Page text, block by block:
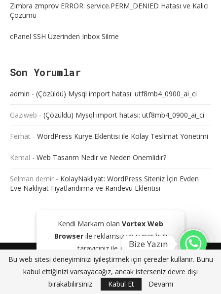
Kendi Markam olan Vortex Web
Browserile reklamsız ve süper hızlı
tarayıcınız ile gezinin!
GOOGLE PLAY'DEN İNDIR KAPAT
Zimbra zmprov ERROR: service.PERM_DENIED Hatası ve Kalıcı
Çözümü
cPanel SSH Üzerinden Inbox Silme
Son Yorumlar
admin - (Çözüldü) Mysql import hatası: utf8mb4_0900_ai_ci
Gaziweb - (Çözüldü) Mysql import hatası: utf8mb4_0900_ai_ci
Ferhat - WordPress Kurye Eklentisi ile Kolay Teslimat Yönetimi
Kemal - Web Tasarım Nedir ve Neden Önemlidir?
Selman demir - KolayNakliyat: WordPress Siteniz İçin Evden
Eve Nakliyat Fiyatlandırma ve Randevu Eklentisi
Bu web sitesi deneyiminizi iyileştirmek için çerezler kullanır. Bunu
kabul ettiğinizi varsayacağız, ancak isterseniz devre dışı
bırakabilirsiniz.
Kabul Et Devamı
@2024 - Tüm Haklarım Saklıdır. Sitede bulunan içeriklerin bir kısmı veya
tamamı kaynak gösterilse dahi kopyalanması, çoğaltılması ve
dağıtılması yasaktır. Aksi durumda yasal yollar ile işlem başlatacağımızı
bildiririz.
Bize Yazın